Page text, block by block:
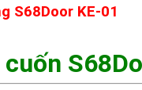
S68Door KE-01